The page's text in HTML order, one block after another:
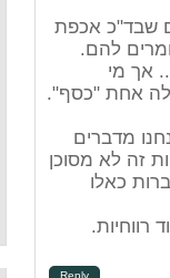
מסוכן